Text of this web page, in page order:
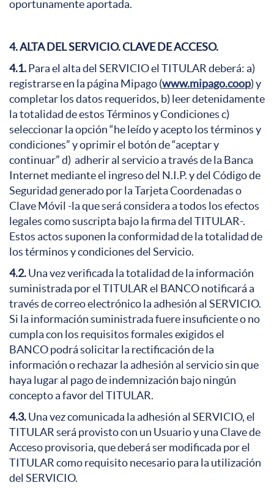
oportunamente aportada.
4. ALTA DEL SERVICIO. CLAVE DE ACCESO.
4.1.Para el alta del SERVICIO el TITULAR deberá: a)
registrarse en la página Mipago (www.mipago.coop) y
completar los datos requeridos, b) leer detenidamente
la totalidad de estos Términos y Condiciones c)
seleccionar la opción “he leído y acepto los términos y
condiciones” y oprimir el botón de “aceptar y
continuar” d) adherir al servicio a través de la Banca
Internet mediante el ingreso del N.I.P. y del Código de
Seguridad generado por la Tarjeta Coordenadas o
Clave Móvil -la que será considera a todos los efectos
legales como suscripta bajo la firma del TITULAR-.
Estos actos suponen la conformidad de la totalidad de
los términos y condiciones del Servicio.
4.2.Una vez verificada la totalidad de la información
suministrada por el TITULAR el BANCO notificará a
través de correo electrónico la adhesión al SERVICIO.
Si la información suministrada fuere insuficiente o no
cumpla con los requisitos formales exigidos el
BANCO podrá solicitar la rectificación de la
información o rechazar la adhesión al servicio sin que
haya lugar al pago de indemnización bajo ningún
concepto a favor del TITULAR.
4.3.Una vez comunicada la adhesión al SERVICIO, el
TITULAR será provisto con un Usuario y una Clave de
Acceso provisoria, que deberá ser modificada por el
TITULAR como requisito necesario para la utilización
del SERVICIO.